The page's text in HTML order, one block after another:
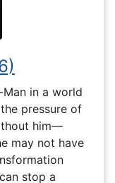
in a world
pressure of
him—
may not have
stop a